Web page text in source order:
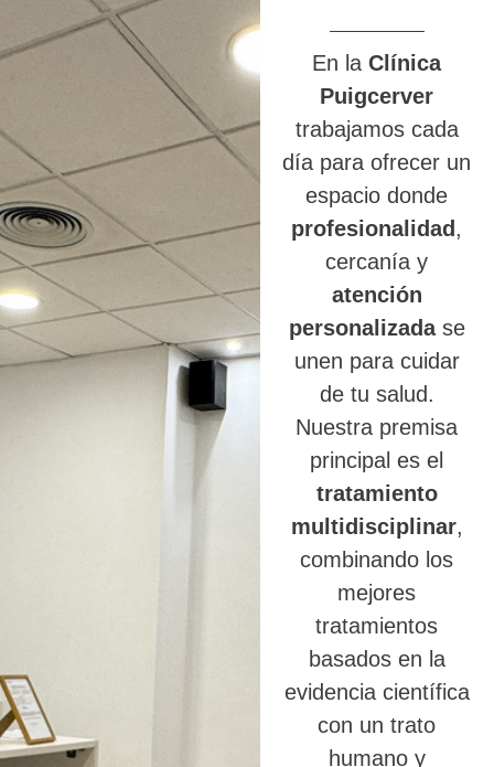
En laClínica
Puigcerver
trabajamos cada
día para ofrecer un
espacio donde
profesionalidad ,
cercanía y
atención
personalizadase
unen para cuidar
de tu salud.
Nuestra premisa
principal es el
tratamiento
multidisciplinar,
combinando los
mejores
tratamientos
basados en la
evidencia científica
con un trato
humano y